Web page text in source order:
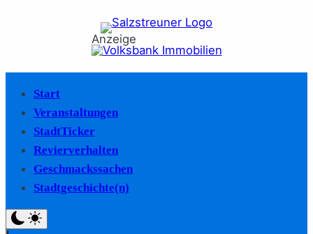
Anzeige
Start
Veranstaltungen
StadtTicker
Revierverhalten
Geschmackssachen
Stadtgeschichte(n)